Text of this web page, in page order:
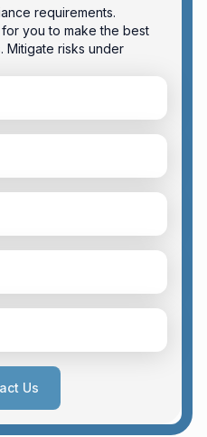
requirements.
you to make the best
Mitigate risks under
Us